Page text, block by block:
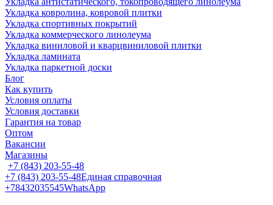
Укладка ковролина, ковровой плитки
Укладка спортивных покрытий
Укладка коммерческого линолеума
Укладка виниловой и кварцвиниловой плитки
Укладка ламината
Укладка паркетной доски
Блог
Как купить
Условия оплаты
Условия доставки
Гарантия на товар
Оптом
Вакансии
Магазины
+7 (843) 203-55-48
+7 (843) 203-55-48Единая справочная
+78432035545WhatsApp